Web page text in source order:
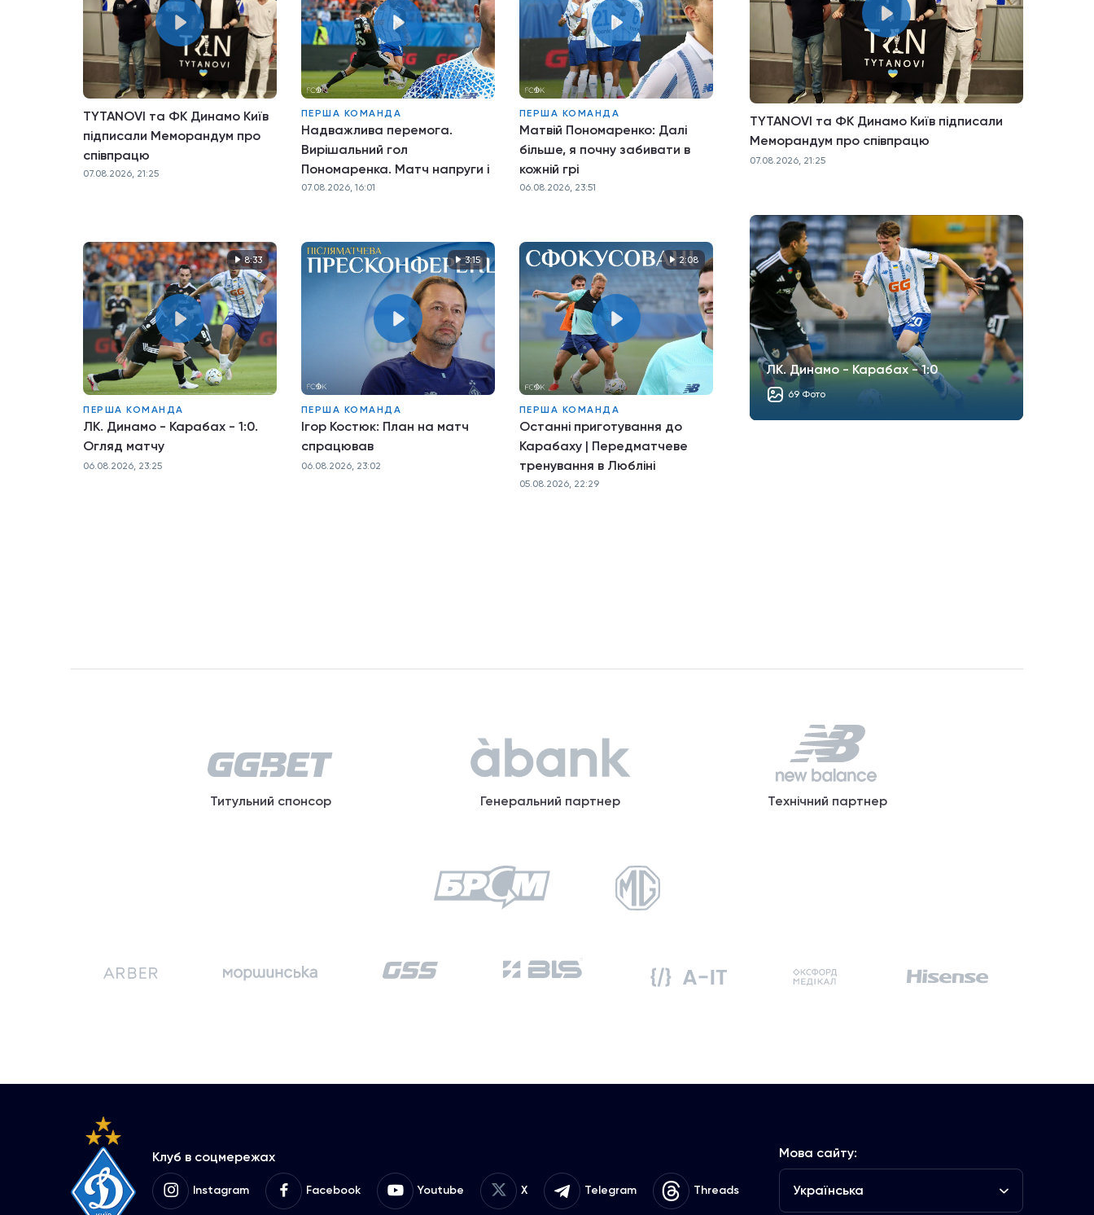
TYTANOVI та ФК Динамо Київ
підписали Меморандум про
співпрацю
07.08.2026, 21:25
ПЕРША КОМАНДА
Надважлива перемога.
Вирішальний гол
Пономаренка. Матч напруги і
нервів
07.08.2026, 16:01
ПЕРША КОМАНДА
Матвій Пономаренко: Далі
більше, я почну забивати в
кожній грі
06.08.2026, 23:51
8:33
ПЕРША КОМАНДА
ЛК. Динамо - Карабах - 1:0.
Огляд матчу
06.08.2026, 23:25
3:15
ПЕРША КОМАНДА
Ігор Костюк: План на матч
спрацював
06.08.2026, 23:02
2:08
ПЕРША КОМАНДА
Останні приготування до
Карабаху | Передматчеве
тренування в Любліні
05.08.2026, 22:29
TYTANOVI та ФК Динамо Київ підписали
Меморандум про співпрацю
07.08.2026, 21:25
ЛК. Динамо - Карабах - 1:0
69 Фото
Титульний спонсор Генеральний партнер Технічний партнер
Клуб в соцмережах
Instagram Facebook Youtube X Telegram Threads
Мова сайту:
Українська